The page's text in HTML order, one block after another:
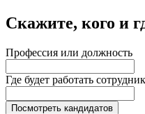
Скажите, кого и
Профессия или должность
Где будет работать сотрудник
Посмотреть кандидатов